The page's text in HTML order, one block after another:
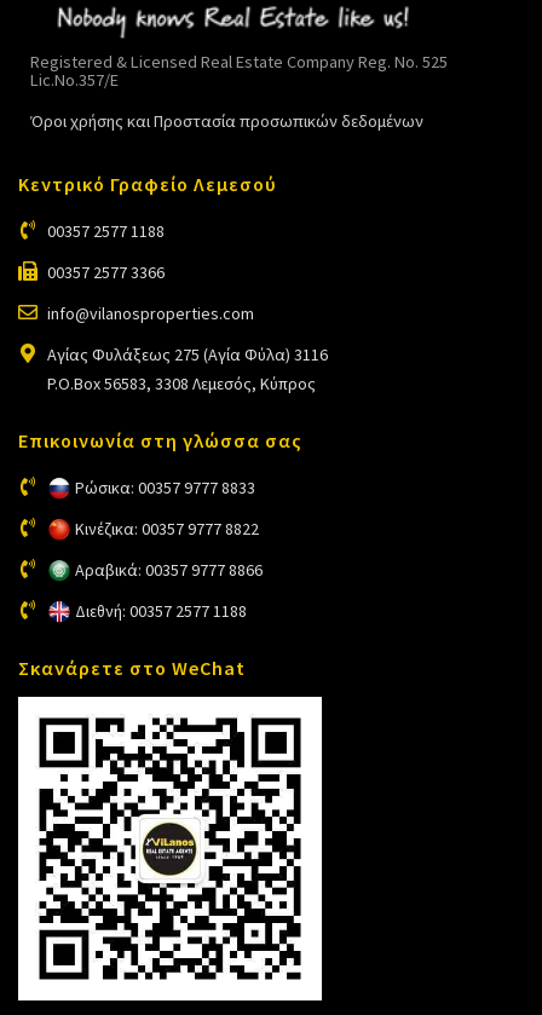
Registered & Licensed Real Estate Company Reg. No. 525
Lic.No.357/E
Όροι χρήσης και Προστασία προσωπικών δεδομένων
Κεντρικό Γραφείο Λεμεσού
00357 2577 1188
00357 2577 3366
info@vilanosproperties.com
Αγίας Φυλάξεως 275 (Αγία Φύλα) 3116
P.O.Box 56583, 3308 Λεμεσός, Κύπρος
Επικοινωνία στη γλώσσα σας
Ρώσικα: 00357 9777 8833
Κινέζικα: 00357 9777 8822
Αραβικά: 00357 9777 8866
Διεθνή: 00357 2577 1188
Σκανάρετε στο WeChat